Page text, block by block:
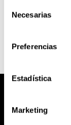
Necesarias
Preferencias
Estadística
Marketing